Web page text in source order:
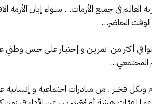
الوقت الحاضر…
المجتمعي…